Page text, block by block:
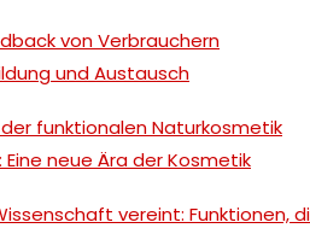
von Verbrauchern
und Austausch
funktionalen Naturkosmetik
neue Ära der Kosmetik
vereint: Funktionen,